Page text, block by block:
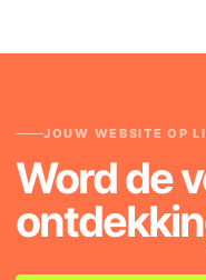
JOUW WEBSITE OP
Word de